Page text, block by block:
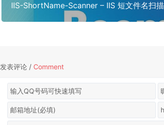
IIS-ShortName-Scanner – IIS 短文件名扫描
发表评论 / Comment